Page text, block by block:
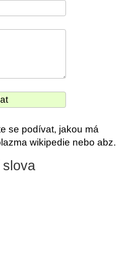
se podívat, jakou má
wikipedie nebo abz.